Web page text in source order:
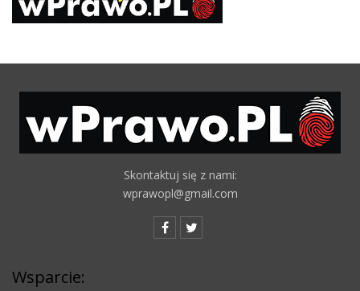
Skontaktuj się z nami:
wprawopl@gmail.com
Wsparcie: